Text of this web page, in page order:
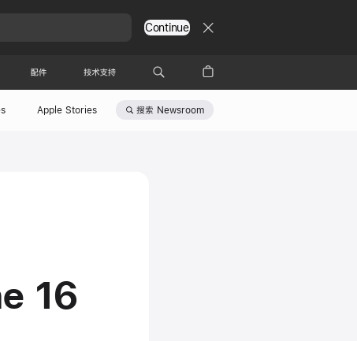
Continue
配件 技术支持
Apple Stories 搜索 Newsroom
16